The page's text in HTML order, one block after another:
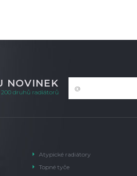
NOVINEK
200 druhů radiátorů
Atypické radiátory
Topné tyče